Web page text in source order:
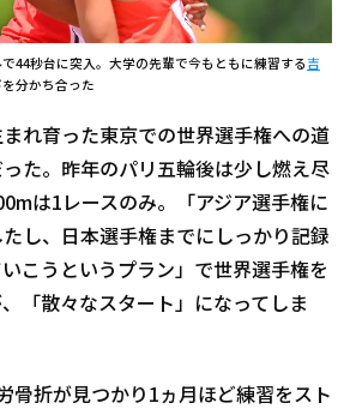
44秒台に突入。大学の先輩で今もともに練習する吉
を分かち合った
れ育った東京での世界選手権への道
た。昨年のパリ五輪後は少し燃え尽
は1レースのみ。「アジア選手権に
し、日本選手権までにしっかり記録
こうというプラン」で世界選手権を
「散々なスタート」になってしま
骨折が見つかり1ヵ月ほど練習をスト